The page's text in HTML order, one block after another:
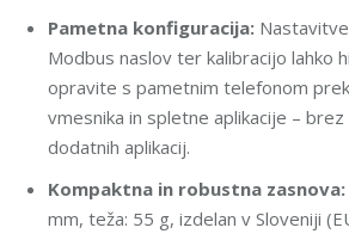
Pametna konfiguracija:
Modbus naslov ter kalibracijo lahko
opravite s pametnim telefonom
vmesnika in spletne aplikacije – brez
dodatnih aplikacij.
Kompaktna in robustna zasnova:
mm, teža: 55 g, izdelan v Sloveniji